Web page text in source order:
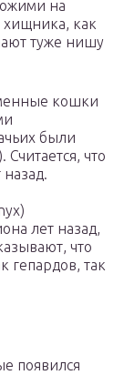
на
хищника, как
туже нишу
кошки
были
что
лет назад,
что
гепардов, так
появился